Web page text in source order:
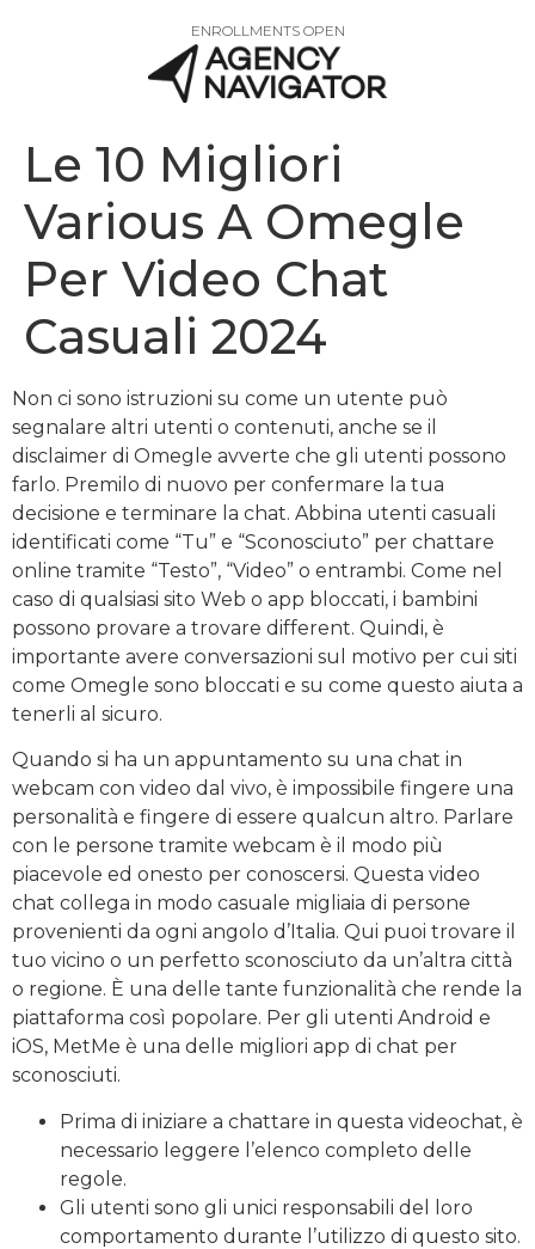
ENROLLMENTS OPEN
Le 10 Migliori
Various A Omegle
Per Video Chat
Casuali 2024
Non ci sono istruzioni su come un utente può
segnalare altri utenti o contenuti, anche se il
disclaimer di Omegle avverte che gli utenti possono
farlo. Premilo di nuovo per confermare la tua
decisione e terminare la chat. Abbina utenti casuali
identificati come “Tu” e “Sconosciuto” per chattare
online tramite “Testo”, “Video” o entrambi. Come nel
caso di qualsiasi sito Web o app bloccati, i bambini
possono provare a trovare different. Quindi, è
importante avere conversazioni sul motivo per cui siti
come Omegle sono bloccati e su come questo aiuta a
tenerli al sicuro.
Quando si ha un appuntamento su una chat in
webcam con video dal vivo, è impossibile fingere una
personalità e fingere di essere qualcun altro. Parlare
con le persone tramite webcam è il modo più
piacevole ed onesto per conoscersi. Questa video
chat collega in modo casuale migliaia di persone
provenienti da ogni angolo d’Italia. Qui puoi trovare il
tuo vicino o un perfetto sconosciuto da un’altra città
o regione. È una delle tante funzionalità che rende la
piattaforma così popolare. Per gli utenti Android e
iOS, MetMe è una delle migliori app di chat per
sconosciuti.
Prima di iniziare a chattare in questa videochat, è
necessario leggere l’elenco completo delle
regole.
Gli utenti sono gli unici responsabili del loro
comportamento durante l’utilizzo di questo sito.